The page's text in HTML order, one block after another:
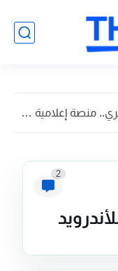
تغطيات حسن العمري.. منصة إعلامية تسويقية تواكب أبرز فعاليات وأخبار...
2